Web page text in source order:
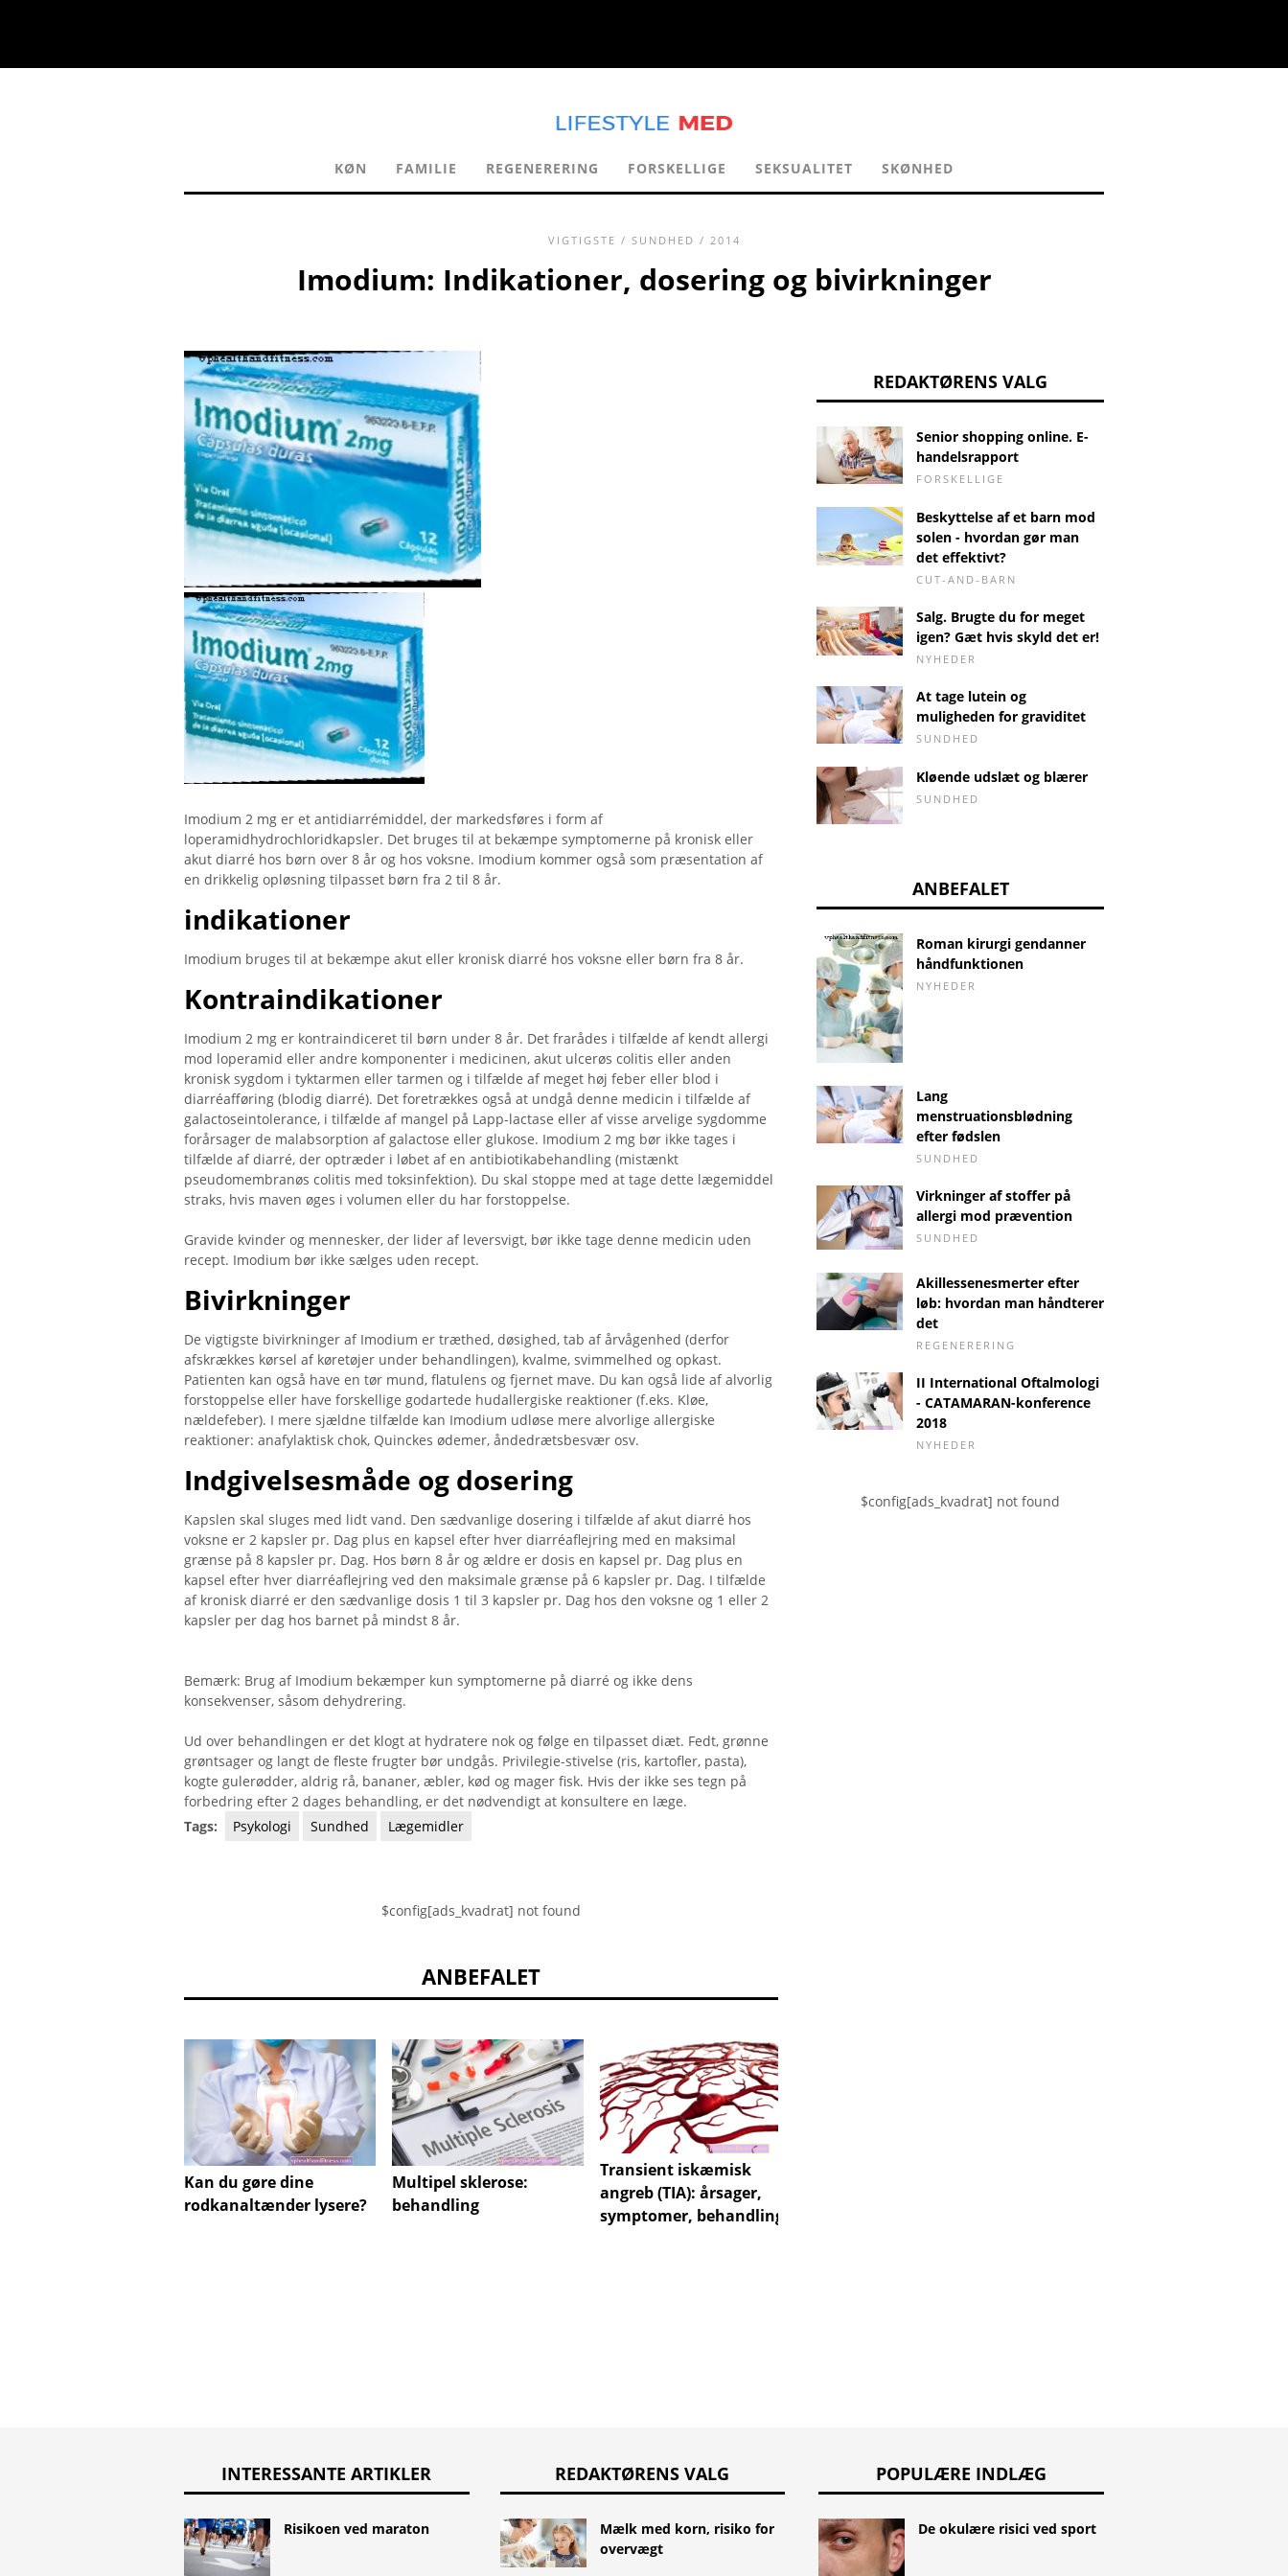
KØN FAMILIE REGENERERING FORSKELLIGE SEKSUALITET SKØNHED
VIGTIGSTE / SUNDHED / 2014
Imodium: Indikationer, dosering og bivirkninger
Imodium 2 mg er et antidiarrémiddel, der markedsføres i form af
loperamidhydrochloridkapsler. Det bruges til at bekæmpe symptomerne på kronisk eller
akut diarré hos børn over 8 år og hos voksne. Imodium kommer også som præsentation af
en drikkelig opløsning tilpasset børn fra 2 til 8 år.
indikationer
Imodium bruges til at bekæmpe akut eller kronisk diarré hos voksne eller børn fra 8 år.
Kontraindikationer
Imodium 2 mg er kontraindiceret til børn under 8 år. Det frarådes i tilfælde af kendt allergi
mod loperamid eller andre komponenter i medicinen, akut ulcerøs colitis eller anden
kronisk sygdom i tyktarmen eller tarmen og i tilfælde af meget høj feber eller blod i
diarréafføring (blodig diarré). Det foretrækkes også at undgå denne medicin i tilfælde af
galactoseintolerance, i tilfælde af mangel på Lapp-lactase eller af visse arvelige sygdomme
forårsager de malabsorption af galactose eller glukose. Imodium 2 mg bør ikke tages i
tilfælde af diarré, der optræder i løbet af en antibiotikabehandling (mistænkt
pseudomembranøs colitis med toksinfektion). Du skal stoppe med at tage dette lægemiddel
straks, hvis maven øges i volumen eller du har forstoppelse.
Gravide kvinder og mennesker, der lider af leversvigt, bør ikke tage denne medicin uden
recept. Imodium bør ikke sælges uden recept.
Bivirkninger
De vigtigste bivirkninger af Imodium er træthed, døsighed, tab af årvågenhed (derfor
afskrækkes kørsel af køretøjer under behandlingen), kvalme, svimmelhed og opkast.
Patienten kan også have en tør mund, flatulens og fjernet mave. Du kan også lide af alvorlig
forstoppelse eller have forskellige godartede hudallergiske reaktioner (f.eks. Kløe,
nældefeber). I mere sjældne tilfælde kan Imodium udløse mere alvorlige allergiske
reaktioner: anafylaktisk chok, Quinckes ødemer, åndedrætsbesvær osv.
Indgivelsesmåde og dosering
Kapslen skal sluges med lidt vand. Den sædvanlige dosering i tilfælde af akut diarré hos
voksne er 2 kapsler pr. Dag plus en kapsel efter hver diarréaflejring med en maksimal
grænse på 8 kapsler pr. Dag. Hos børn 8 år og ældre er dosis en kapsel pr. Dag plus en
kapsel efter hver diarréaflejring ved den maksimale grænse på 6 kapsler pr. Dag. I tilfælde
af kronisk diarré er den sædvanlige dosis 1 til 3 kapsler pr. Dag hos den voksne og 1 eller 2
kapsler per dag hos barnet på mindst 8 år.
Bemærk: Brug af Imodium bekæmper kun symptomerne på diarré og ikke dens
konsekvenser, såsom dehydrering.
Ud over behandlingen er det klogt at hydratere nok og følge en tilpasset diæt. Fedt, grønne
grøntsager og langt de fleste frugter bør undgås. Privilegie-stivelse (ris, kartofler, pasta),
kogte gulerødder, aldrig rå, bananer, æbler, kød og mager fisk. Hvis der ikke ses tegn på
forbedring efter 2 dages behandling, er det nødvendigt at konsultere en læge.
Tags:
Psykologi Sundhed Lægemidler
$config[ads_kvadrat] not found
ANBEFALET
Kan du gøre dine
rodkanaltænder lysere?
Multipel sklerose:
behandling
Transient iskæmisk
angreb (TIA): årsager,
symptomer, behandling
REDAKTØRENS VALG
Senior shopping online. E-
handelsrapport
FORSKELLIGE
Beskyttelse af et barn mod
solen - hvordan gør man
det effektivt?
CUT-AND-BARN
Salg. Brugte du for meget
igen? Gæt hvis skyld det er!
NYHEDER
At tage lutein og
muligheden for graviditet
SUNDHED
Kløende udslæt og blærer
SUNDHED
ANBEFALET
Roman kirurgi gendanner
håndfunktionen
NYHEDER
Lang
menstruationsblødning
efter fødslen
SUNDHED
Virkninger af stoffer på
allergi mod prævention
SUNDHED
Akillessenesmerter efter
løb: hvordan man håndterer
det
REGENERERING
II International Oftalmologi
- CATAMARAN-konference
2018
NYHEDER
$config[ads_kvadrat] not found
INTERESSANTE ARTIKLER
Risikoen ved maraton
REDAKTØRENS VALG
Mælk med korn, risiko for
overvægt
POPULÆRE INDLÆG
De okulære risici ved sport